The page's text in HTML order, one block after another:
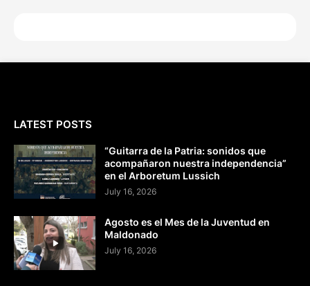
LATEST POSTS
“Guitarra de la Patria: sonidos que
acompañaron nuestra independencia”
en el Arboretum Lussich
July 16, 2026
Agosto es el Mes de la Juventud en
Maldonado
July 16, 2026